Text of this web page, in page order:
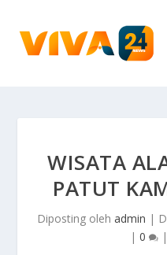
WISATA
PATUT
Diposting oleh admin |
| 0 |